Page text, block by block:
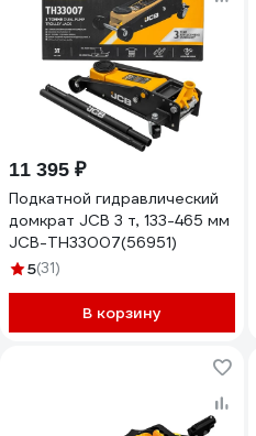
11 395 ₽
Подкатной гидравлический
домкрат JCB 3 т, 133-465 мм
JCB-TH33007(56951)
5(31)
В корзину